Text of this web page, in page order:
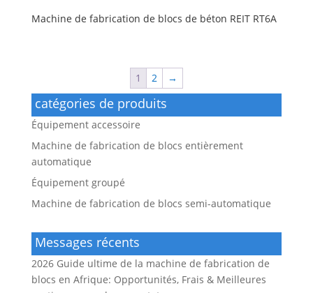
Machine de fabrication de blocs de béton REIT RT6A
1 2 →
catégories de produits
Équipement accessoire
Machine de fabrication de blocs entièrement
automatique
Équipement groupé
Machine de fabrication de blocs semi-automatique
Messages récents
2026 Guide ultime de la machine de fabrication de
blocs en Afrique: Opportunités, Frais & Meilleures